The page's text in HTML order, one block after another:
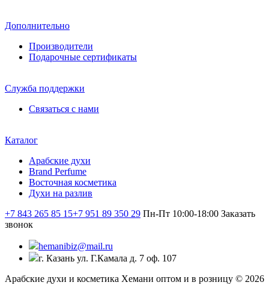
Дополнительно
Производители
Подарочные сертификаты
Служба поддержки
Связаться с нами
Каталог
Арабские духи
Brand Perfume
Восточная косметика
Духи на разлив
+7 843 265 85 15+7 951 89 350 29 Пн-Пт 10:00-18:00 Заказать
звонок
hemanibiz@mail.ru
г. Казань ул. Г.Камала д. 7 оф. 107
Арабские духи и косметика Хемани оптом и в розницу © 2026